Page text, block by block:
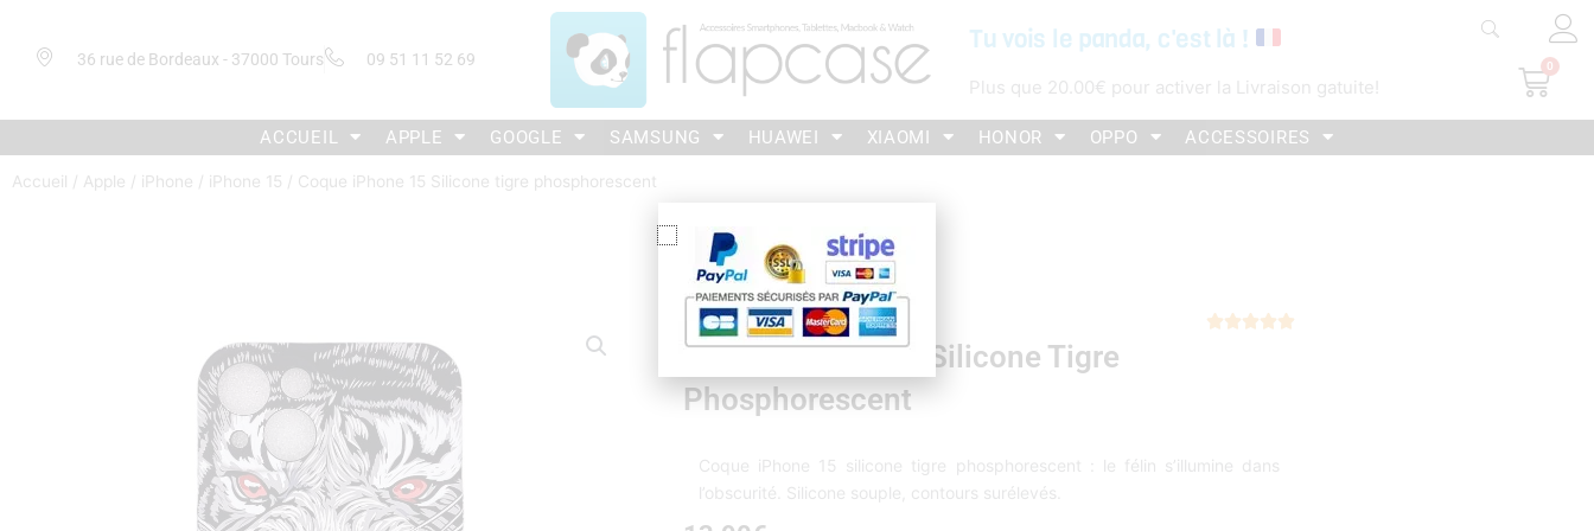
36 rue de Bordeaux - 37000 Tours 09 51 11 52 69
Tu vois le panda, c'est là !
Plus que 20.00€ pour activer la Livraison gatuite!
0
ACCUEIL APPLE GOOGLE SAMSUNG HUAWEI XIAOMI HONOR OPPO ACCESSOIRES
Accueil / Apple / iPhone / iPhone 15 / Coque iPhone 15 Silicone tigre phosphorescent

Coque IPhone 15 Silicone Tigre
Phosphorescent
Coque iPhone 15 silicone tigre phosphorescent : le félin s’illumine dans
l’obscurité. Silicone souple, contours surélevés.